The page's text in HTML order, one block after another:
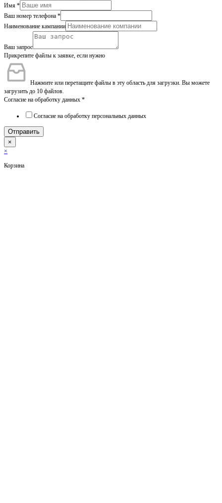
Имя *
Ваш номер телефона *
Наименование кампании
Ваш запрос
Прикрепите файлы к заявке, если нужно
Нажмите или перетащите файлы в эту область для загрузки. Вы можете
загрузить до 10 файлов.
Согласие на обработку данных *
Согласие на обработку персональных данных
Отправить
×
×
Корзина